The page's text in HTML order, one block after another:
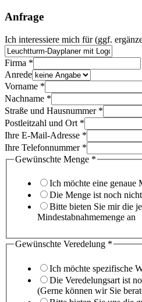
Anfrage
Ich interessiere mich für (ggf.
Firma *
Anrede
Vorname *
Nachname *
Straße und Hausnummer *
Postleitzahl und Ort *
Ihre E-Mail-Adresse *
Ihre Telefonnummer *
Gewünschte Menge *
Ich möchte eine genaue
Die Menge ist noch
Bitte bieten Sie mir die
Mindestabnahmemenge an
Gewünschte Veredelung *
Ich möchte spezifische
Die Veredelungsart ist
(Gerne können wir Sie